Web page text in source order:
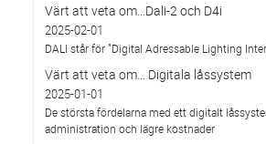
Värt att veta om…Dali-2 och D4i
2025-02-01
DALI står för ”Digital Adressable Lighting
Värt att veta om… Digitala låssystem
2025-01-01
De största fördelarna med ett digitalt
administration och lägre kostnader